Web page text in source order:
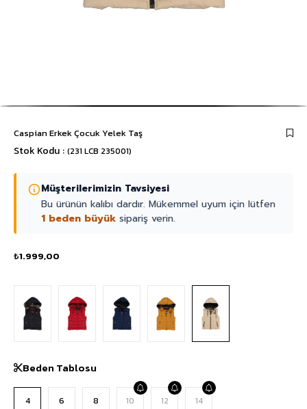
Caspian Erkek Çocuk Yelek Taş
Stok Kodu (231 LCB 235001)
Müşterilerimizin Tavsiyesi
Bu ürünün kalıbı dardır. Mükemmel uyum için lütfen
1 beden büyük sipariş verin.
₺1.999,00
Beden Tablosu
4 6 8 10 12 14